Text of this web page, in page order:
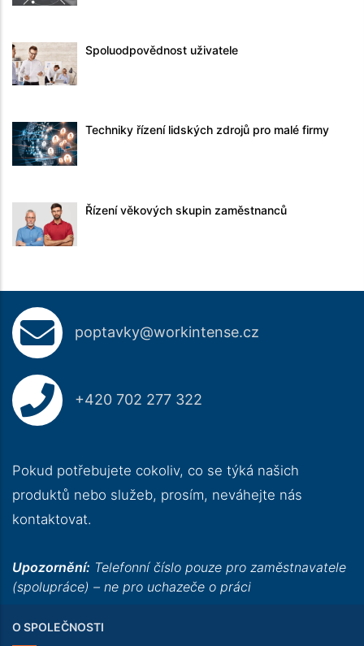
Spoluodpovědnost uživatele
Techniky řízení lidských zdrojů pro malé firmy
Řízení věkových skupin zaměstnanců
poptavky@workintense.cz
+420 702 277 322
Pokud potřebujete cokoliv, co se týká našich
produktů nebo služeb, prosím, neváhejte nás
kontaktovat.
Upozornění: Telefonní číslo pouze pro zaměstnavatele
(spolupráce) – ne pro uchazeče o práci
O SPOLEČNOSTI